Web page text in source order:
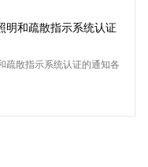
明和疏散指示系统认证
疏散指示系统认证的通知各